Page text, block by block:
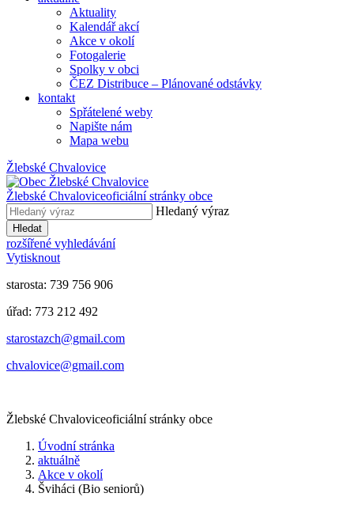
Aktuality
Kalendář akcí
Akce v okolí
Fotogalerie
Spolky v obci
ČEZ Distribuce – Plánované odstávky
kontakt
Spřátelené weby
Napište nám
Mapa webu
Žlebské Chvalovice
Žlebské Chvaloviceoficiální stránky obce
Hledaný výraz
Hledat
rozšířené vyhledávání
Vytisknout
starosta: 739 756 906
úřad: 773 212 492
​​​​starostazch@gmail.com
​​​​chvalovice@gmail.com
Žlebské Chvaloviceoficiální stránky obce
Úvodní stránka
aktuálně
Akce v okolí
Šviháci (Bio seniorů)